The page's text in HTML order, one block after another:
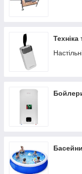
Техніка
Басейни